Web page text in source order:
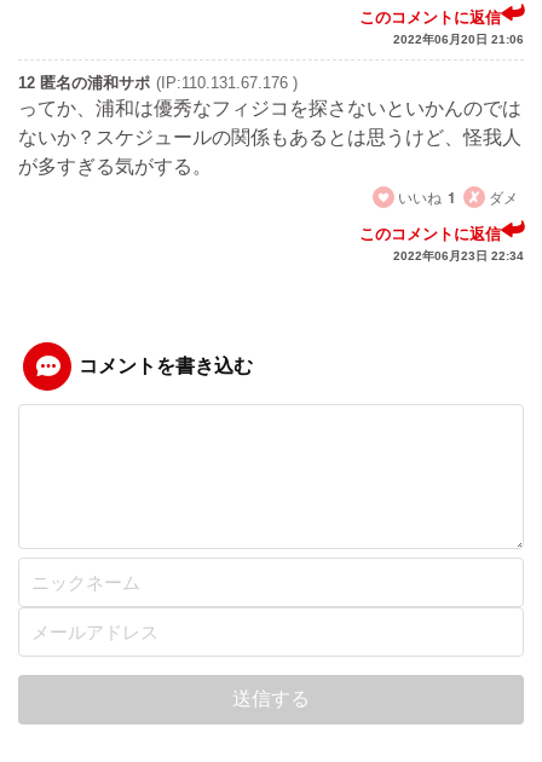
このコメントに返信
2022年06月20日 21:06
12 匿名の浦和サポ (IP:110.131.67.176 )
ってか、浦和は優秀なフィジコを探さないといかんのでは
ないか？スケジュールの関係もあるとは思うけど、怪我人
が多すぎる気がする。
いいね 1 ダメ
このコメントに返信
2022年06月23日 22:34
コメントを書き込む